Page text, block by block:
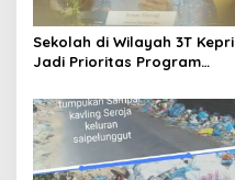
i
o
n
Sekolah di Wilayah 3T Kepri
Jadi Prioritas Program
2026